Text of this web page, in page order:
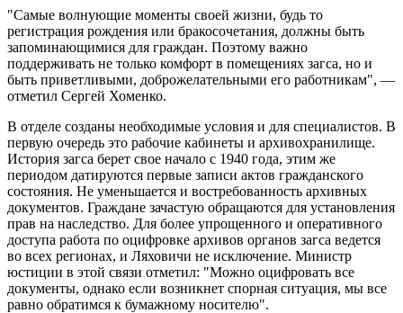
"Самые волнующие моменты своей жизни, будь то
регистрация рождения или бракосочетания, должны быть
запоминающимися для граждан. Поэтому важно
поддерживать не только комфорт в помещениях загса, но и
быть приветливыми, доброжелательными его работникам", —
отметил Сергей Хоменко.
В отделе созданы необходимые условия и для специалистов. В
первую очередь это рабочие кабинеты и архивохранилище.
История загса берет свое начало с 1940 года, этим же
периодом датируются первые записи актов гражданского
состояния. Не уменьшается и востребованность архивных
документов. Граждане зачастую обращаются для установления
прав на наследство. Для более упрощенного и оперативного
доступа работа по оцифровке архивов органов загса ведется
во всех регионах, и Ляховичи не исключение. Министр
юстиции в этой связи отметил: "Можно оцифровать все
документы, однако если возникнет спорная ситуация, мы все
равно обратимся к бумажному носителю".